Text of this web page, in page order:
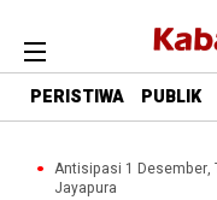
PERISTIWA PUBLIK
Antisipasi 1 Desember,
Jayapura